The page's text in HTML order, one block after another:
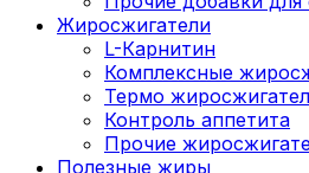
Жиросжигатели
L-Карнитин
Комплексные
Термо
Контроль аппетита
Прочие
Полезные жиры